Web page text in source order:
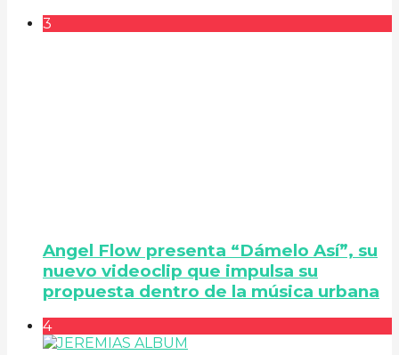
3
Angel Flow presenta “Dámelo Así”, su
nuevo videoclip que impulsa su
propuesta dentro de la música urbana
4